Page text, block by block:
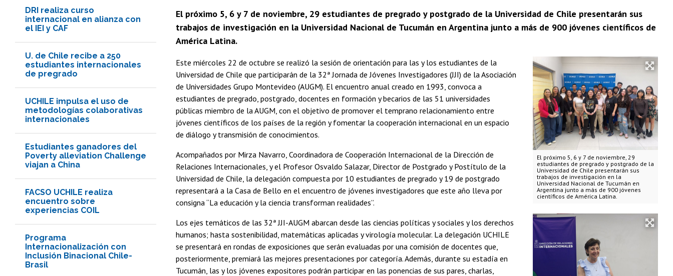
DRI realiza curso
internacional en alianza con
el IEI y CAF
U. de Chile recibe a 250
estudiantes internacionales
de pregrado
UCHILE impulsa el uso de
metodologías colaborativas
internacionales
Estudiantes ganadores del
Poverty alleviation Challenge
viajan a China
FACSO UCHILE realiza
encuentro sobre
experiencias COIL
Programa
Internacionalización con
Inclusión Binacional Chile-
Brasil
El próximo 5, 6 y 7 de noviembre, 29 estudiantes de pregrado y postgrado de la Universidad de Chile presentarán sus
trabajos de investigación en la Universidad Nacional de Tucumán en Argentina junto a más de 900 jóvenes científicos de
América Latina.
El próximo 5, 6 y 7 de noviembre, 29
estudiantes de pregrado y postgrado de la
Universidad de Chile presentarán sus
trabajos de investigación en la
Universidad Nacional de Tucumán en
Argentina junto a más de 900 jóvenes
científicos de América Latina.
Este miércoles 22 de octubre se realizó la sesión de orientación para las y los estudiantes de la
Universidad de Chile que participarán de la 32ª Jornada de Jóvenes Investigadores (JJI) de la Asociación
de Universidades Grupo Montevideo (AUGM). El encuentro anual creado en 1993, convoca a
estudiantes de pregrado, postgrado, docentes en formación y becarios de las 51 universidades
públicas miembro de la AUGM, con el objetivo de promover el temprano relacionamiento entre
jóvenes científicos de los países de la región y fomentar la cooperación internacional en un espacio
de diálogo y transmisión de conocimientos.
Acompañados por Mirza Navarro, Coordinadora de Cooperación Internacional de la Dirección de
Relaciones Internacionales, y el Profesor Osvaldo Salazar, Director de Postgrado y Postítulo de la
Universidad de Chile, la delegación compuesta por 10 estudiantes de pregrado y 19 de postgrado
representará a la Casa de Bello en el encuentro de jóvenes investigadores que este año lleva por
consigna “La educación y la ciencia transforman realidades”.
Los ejes temáticos de las 32ª JJI-AUGM abarcan desde las ciencias políticas y sociales y los derechos
humanos; hasta sostenibilidad, matemáticas aplicadas y virología molecular. La delegación UCHILE
se presentará en rondas de exposiciones que serán evaluadas por una comisión de docentes que,
posteriormente, premiará las mejores presentaciones por categoría. Además, durante su estadía en
Tucumán, las y los jóvenes expositores podrán participar en las ponencias de sus pares, charlas,